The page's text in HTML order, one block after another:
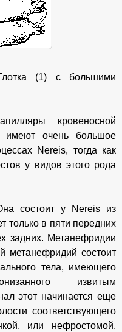
(1) с большими
кровеносной
имеют очень большое
Nereis, тогда как
у видов этого рода
состоит у Nereis из
только в пяти передних
задних. Метанефридии
метанефридий состоит
тела, имеющего
извитым
этот начинается еще
соответствующего
или нефростомой.